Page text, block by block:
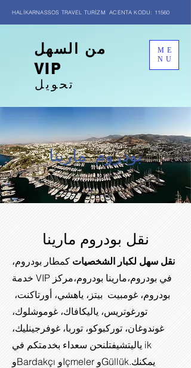
تحويل
من السهل
VIP
ME
NU
HALİKARNASSOS TRAVEL TURİZM ACENTA KODU: 11560
بودروم مارينا
نقل بودروم مارينا
نقل سهل لكبار الشخصيات كمطار بودروم،
خدمة VIP في بودروم،مارينا بودروم،مركز
بودروم، غومبيت بيتز، ياهشي، أورتاكنت،
تورغوتريس، ياليكافاك، غوموشلوك،
غوندوغان، توركبوكو، توربا، غوفرجينليك،
ياليتشيفتلنحن سعداء بخدمتكم في ik
وBardakçı وIçmeler وGüllük.يمكنك